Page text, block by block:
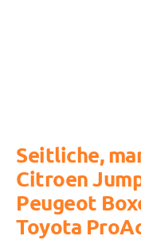
Seitliche,
Citroen
Peugeot
Toyota